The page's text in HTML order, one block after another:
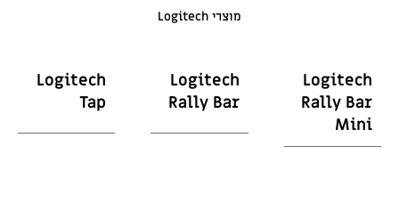
מוצרי Logitech
Logitech
Rally Bar
Mini
Logitech
Rally Bar
Logitech
Tap